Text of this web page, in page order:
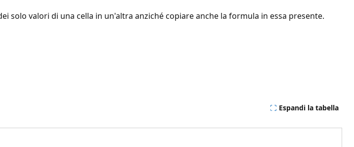
solo valori di una cella in un'altra anziché copiare anche la formula in essa presente.
Espandi la tabella